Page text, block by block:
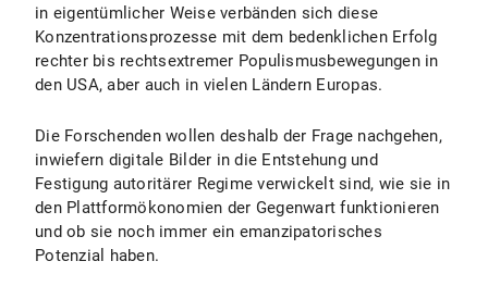
in eigentümlicher Weise verbänden sich diese
Konzentrationsprozesse mit dem bedenklichen Erfolg
rechter bis rechtsextremer Populismusbewegungen in
den USA, aber auch in vielen Ländern Europas.
Die Forschenden wollen deshalb der Frage nachgehen,
inwiefern digitale Bilder in die Entstehung und
Festigung autoritärer Regime verwickelt sind, wie sie in
den Plattformökonomien der Gegenwart funktionieren
und ob sie noch immer ein emanzipatorisches
Potenzial haben.